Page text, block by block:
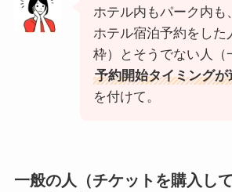
ホテル内もパーク内も
ホテル宿泊予約をした
枠）とそうでない人（
予約開始タイミングが
を付けて。
一般の人（チケットを購入し